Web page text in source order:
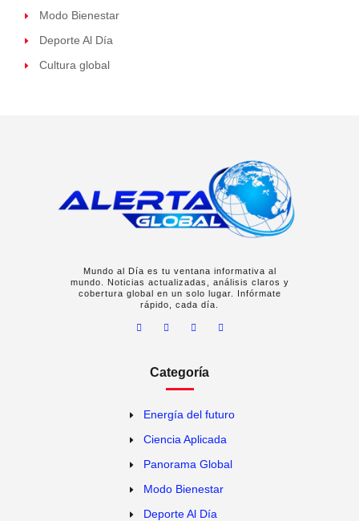
Modo Bienestar
Deporte Al Día
Cultura global
Mundo al Día es tu ventana informativa al
mundo. Noticias actualizadas, análisis claros y
cobertura global en un solo lugar. Infórmate
rápido, cada día.
Categoría
Energía del futuro
Ciencia Aplicada
Panorama Global
Modo Bienestar
Deporte Al Día